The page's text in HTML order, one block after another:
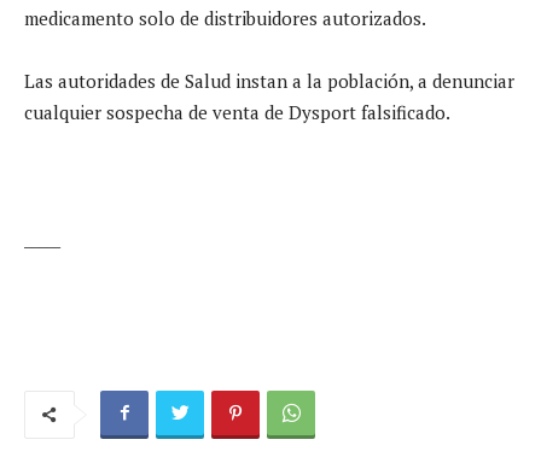
medicamento solo de distribuidores autorizados.
Las autoridades de Salud instan a la población, a denunciar
cualquier sospecha de venta de Dysport falsificado.